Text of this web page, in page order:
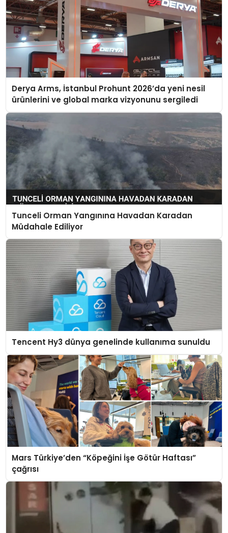
Derya Arms, İstanbul Prohunt 2026’da yeni nesil
ürünlerini ve global marka vizyonunu sergiledi
Tunceli Orman Yangınına Havadan Karadan
Müdahale Ediliyor
Tencent Hy3 dünya genelinde kullanıma sunuldu
Mars Türkiye’den “Köpeğini İşe Götür Haftası”
çağrısı